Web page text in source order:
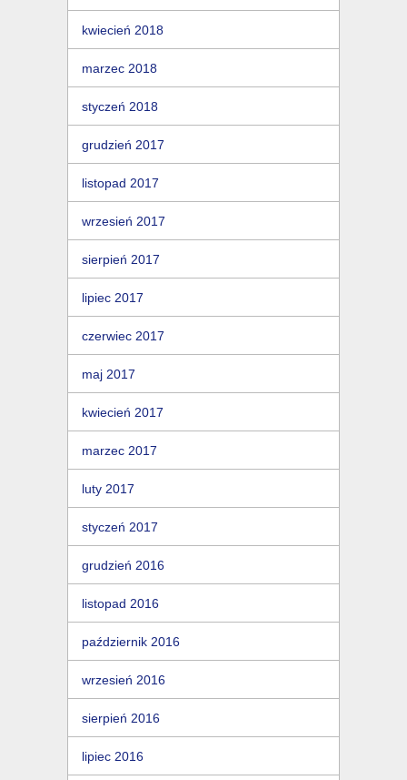
kwiecień 2018
marzec 2018
styczeń 2018
grudzień 2017
listopad 2017
wrzesień 2017
sierpień 2017
lipiec 2017
czerwiec 2017
maj 2017
kwiecień 2017
marzec 2017
luty 2017
styczeń 2017
grudzień 2016
listopad 2016
październik 2016
wrzesień 2016
sierpień 2016
lipiec 2016